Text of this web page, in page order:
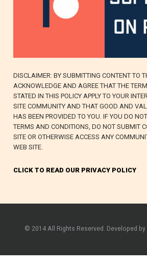
DISCLAIMER: BY SUBMITTING CONTENT TO
ACKNOWLEDGE AND AGREE THAT THE
STATED IN THIS POLICY APPLY TO YOUR
SITE COMMUNITY AND THAT GOOD AND
HAS BEEN PROVIDED TO YOU. IF YOU DO
TERMS AND CONDITIONS, DO NOT SUBMIT
SITE OR OTHERWISE ACCESS ANY
WEB SITE.
CLICK TO READ OUR PRIVACY POLICY
© 2014 All Rights Reserved. Developed